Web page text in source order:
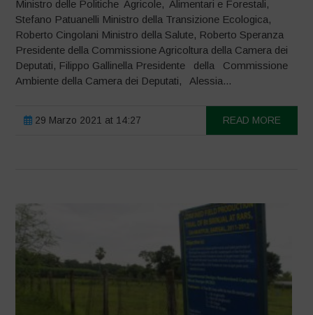
Ministro delle Politiche Agricole, Alimentari e Forestali,
Stefano Patuanelli Ministro della Transizione Ecologica,
Roberto Cingolani Ministro della Salute, Roberto Speranza
Presidente della Commissione Agricoltura della Camera dei
Deputati, Filippo Gallinella Presidente della Commissione
Ambiente della Camera dei Deputati, Alessia...
29 Marzo 2021 at 14:27 READ MORE